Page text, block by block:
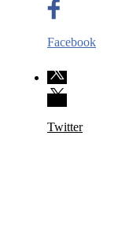
Facebook
Twitter